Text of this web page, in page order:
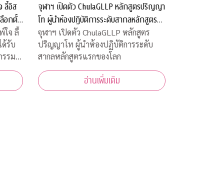
ลี้อิส
อกตั้ง
ศไทย
ใจ ลี้
ด้รับ
รม
จุฬาฯ เปิดตัว ChulaGLLP หลักสูตรปริญญา
โท ผู้นำห้องปฏิบัติการระดับสากลหลักสูตร
แรกของโลก
จุฬาฯ เปิดตัว ChulaGLLP หลักสูตร
ปริญญาโท ผู้นำห้องปฏิบัติการระดับ
สากลหลักสูตรแรกของโลก
อ่านเพิ่มเติม